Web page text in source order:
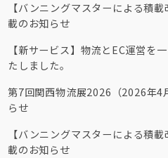
【バンニングマスターによる積
載のお知らせ
【新サービス】物流とEC運営を
たしました。
第7回関西物流展2026（2026年4
らせ
【バンニングマスターによる積
載のお知らせ